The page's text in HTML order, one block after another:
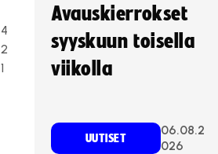
4
2
1
Avauskierrokset
syyskuun toisella
viikolla
UUTISET
06.08.2
026